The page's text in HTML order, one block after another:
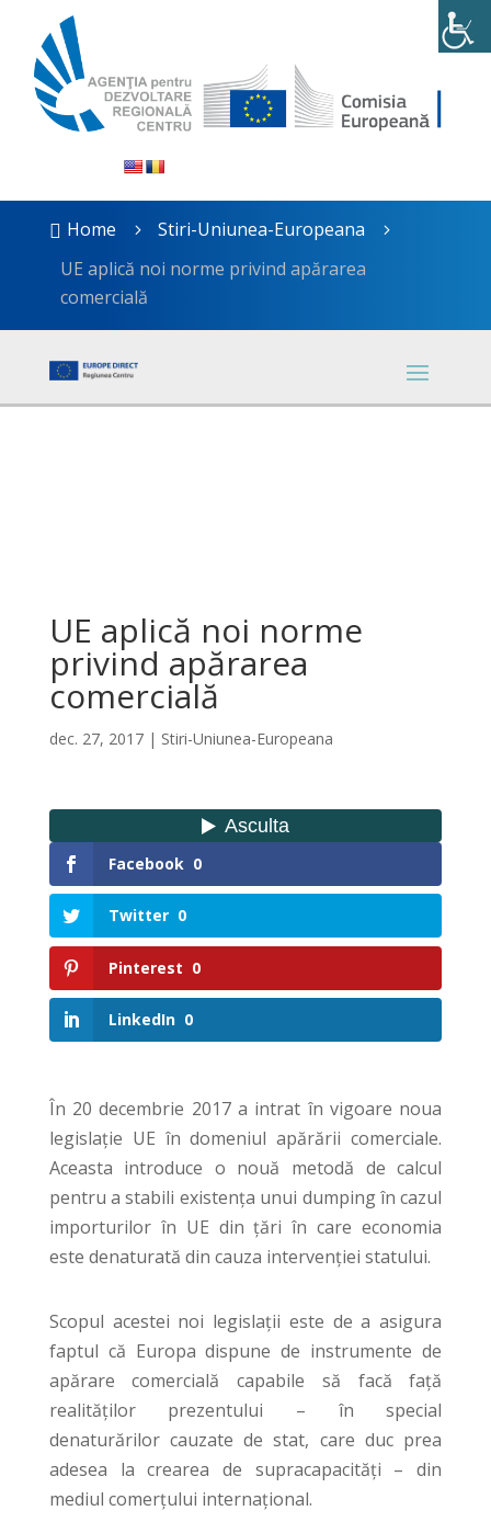
 Home 5 Stiri-Uniunea-Europeana 5
UE aplică noi norme privind apărarea
comercială
UE aplică noi norme
privind apărarea
comercială
dec. 27, 2017| Stiri-Uniunea-Europeana
Facebook 0
Twitter 0
Pinterest 0
LinkedIn 0
În 20 decembrie 2017 a intrat în vigoare noua
legislație UE în domeniul apărării comerciale.
Aceasta introduce o nouă metodă de calcul
pentru a stabili existența unui dumping în cazul
importurilor în UE din țări în care economia
este denaturată din cauza intervenției statului.
Scopul acestei noi legislații este de a asigura
faptul că Europa dispune de instrumente de
apărare comercială capabile să facă față
realităților prezentului – în special
denaturărilor cauzate de stat, care duc prea
adesea la crearea de supracapacități – din
mediul comerțului internațional.